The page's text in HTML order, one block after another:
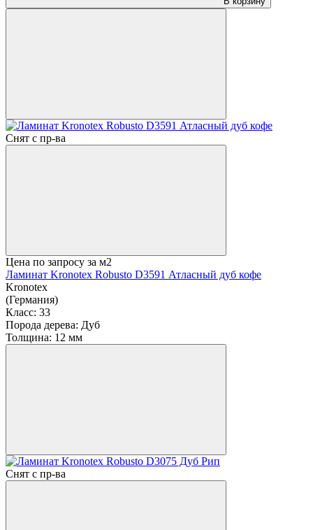
Снят с пр-ва
Цена по запросу за м2
Ламинат Kronotex Robusto D3591 Атласный дуб кофе
Kronotex
(Германия)
Класс: 33
Порода дерева: Дуб
Толщина: 12 мм
Снят с пр-ва